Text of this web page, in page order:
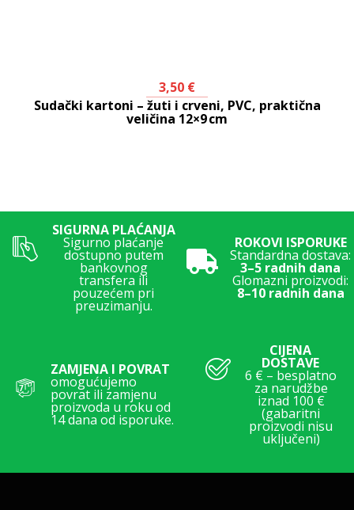
3,50 €
Sudački kartoni – žuti i crveni, PVC, praktična
veličina 12×9 cm
SIGURNA PLAĆANJA
Sigurno plaćanje
dostupno putem
bankovnog
transfera ili
pouzećem pri
preuzimanju.
ROKOVI ISPORUKE
Standardna dostava:
3–5 radnih dana
Glomazni proizvodi:
8–10 radnih dana
ZAMJENA I POVRAT
omogućujemo
povrat ili zamjenu
proizvoda u roku od
14 dana od isporuke.
CIJENA
DOSTAVE
6 € – besplatno
za narudžbe
iznad 100 €
(gabaritni
proizvodi nisu
uključeni)